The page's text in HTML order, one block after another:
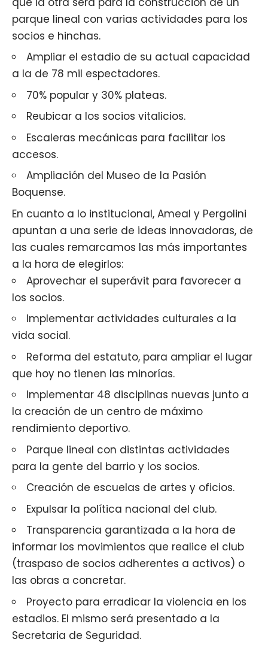
parque lineal con varias actividades para los
socios e hinchas.
Ampliar el estadio de su actual capacidad
a la de 78 mil espectadores.
70% popular y 30% plateas.
Reubicar a los socios vitalicios.
Escaleras mecánicas para facilitar los
accesos.
Ampliación del Museo de la Pasión
Boquense.
En cuanto a lo institucional, Ameal y Pergolini
apuntan a una serie de ideas innovadoras, de
las cuales remarcamos las más importantes
a la hora de elegirlos:
Aprovechar el superávit para favorecer a
los socios.
Implementar actividades culturales a la
vida social.
Reforma del estatuto, para ampliar el lugar
que hoy no tienen las minorías.
Implementar 48 disciplinas nuevas junto a
la creación de un centro de máximo
rendimiento deportivo.
Parque lineal con distintas actividades
para la gente del barrio y los socios.
Creación de escuelas de artes y oficios.
Expulsar la política nacional del club.
Transparencia garantizada a la hora de
informar los movimientos que realice el club
(traspaso de socios adherentes a activos) o
las obras a concretar.
Proyecto para erradicar la violencia en los
estadios. El mismo será presentado a la
Secretaria de Seguridad.